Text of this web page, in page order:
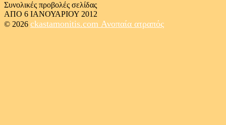
Συνολικές προβολές σελίδας
ΑΠΟ 6 ΙΑΝΟΥΑΡΙΟΥ 2012
© 2026 ckastamonitis.com Ανοπαία ατραπός